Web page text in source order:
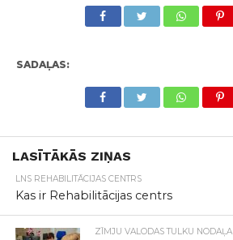
SADAĻAS:
LASĪTĀKĀS ZIŅAS
LNS REHABILITĀCIJAS CENTRS
Kas ir Rehabilitācijas centrs
ZĪMJU VALODAS TULKU NODAĻA